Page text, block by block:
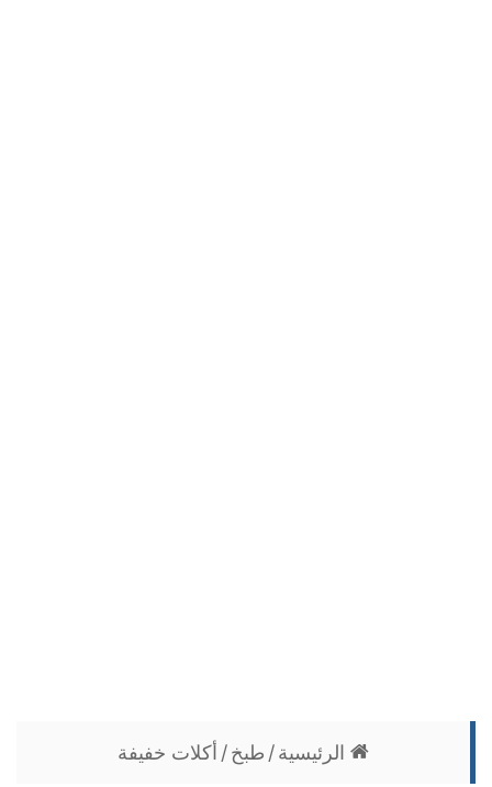
الرئيسية/ طبخ/ أكلات خفيفة